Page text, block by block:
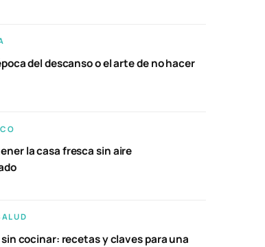
del descanso o el arte de no hacer
la casa fresca sin aire
cocinar: recetas y claves para una